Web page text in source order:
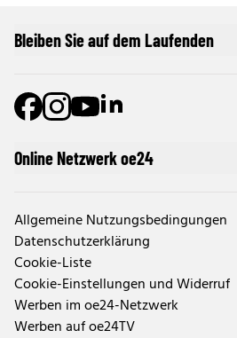
Online Netzwerk oe24
Allgemeine Nutzungsbedingungen
Datenschutzerklärung
Cookie-Liste
Cookie-Einstellungen und Widerruf
Werben im oe24-Netzwerk
Werben auf oe24TV
Bleiben Sie auf dem Laufenden